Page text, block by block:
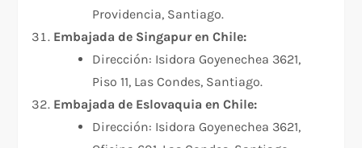
Providencia, Santiago.
Embajada de Singapur en Chile:
Dirección: Isidora Goyenechea 3621,
Piso 11, Las Condes, Santiago.
Embajada de Eslovaquia en Chile:
Dirección: Isidora Goyenechea 3621,